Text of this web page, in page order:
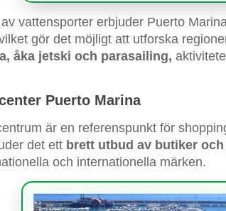
vattensporter erbjuder Puerto
gör det möjligt att utforska
åka jetski och parasailing,
Puerto Marina
är en referenspunkt för
det ett brett utbud av butiker
och internationella märken.